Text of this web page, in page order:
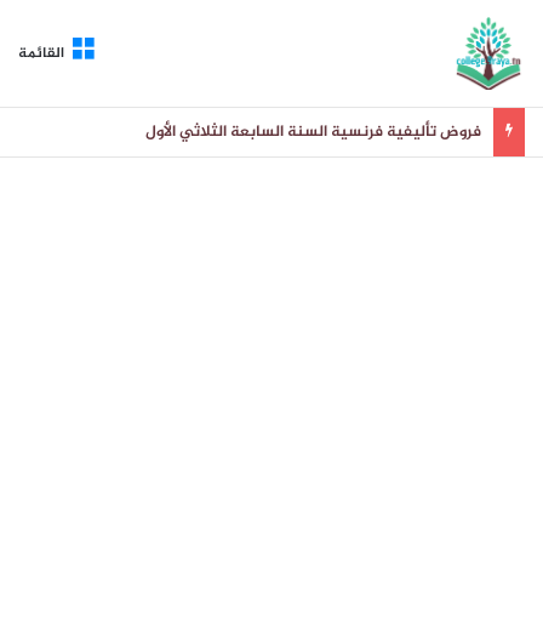
القائمة
فروض تأليفية فرنسية السنة السابعة الثلاثي الأول